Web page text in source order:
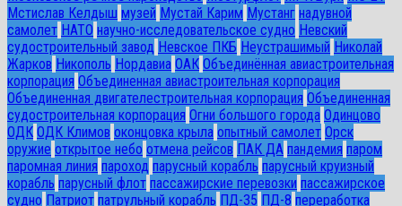
Мстислав Келдыш музей Мустай Карим Мустанг надувной
самолет НАТО научно-исследовательское судно Невский
судостроительный завод Невское ПКБ Неустрашимый Николай
Жарков Никополь Нордавиа ОАК Объединённая авиастроительная
корпорация Объединенная авиастроительная корпорация
Объединенная двигателестроительная корпорация Объединенная
судостроительная корпорация Огни большого города Одинцово
ОДК ОДК Климов оконцовка крыла опытный самолет Орск
оружие открытое небо отмена рейсов ПАК ДА пандемия паром
паромная линия пароход парусный корабль парусный круизный
корабль парусный флот пассажирские перевозки пассажирское
судно Патриот патрульный корабль ПД-35 ПД-8 переработка